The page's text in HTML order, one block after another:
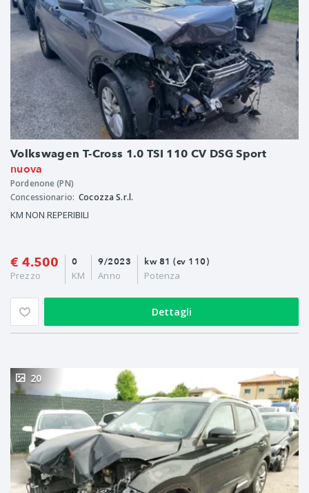
Volkswagen T-Cross 1.0 TSI 110 CV DSG Sport
nuova
Pordenone (PN)
Concessionario: Cocozza S.r.l.
KM NON REPERIBILI
€ 4.500
Prezzo
9/2023
Anno
0
KM
kw 81 (cv 110)
Potenza
Dettagli
20